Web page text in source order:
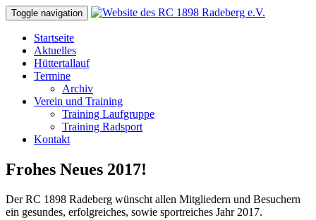
Toggle navigation
Skip
content
Startseite
Aktuelles
Hüttertallauf
Termine
Archiv
Verein und Training
Training Laufgruppe
Training Radsport
Kontakt
Frohes Neues 2017!
Der RC 1898 Radeberg wünscht allen Mitgliedern und Besuchern
ein gesundes, erfolgreiches, sowie sportreiches Jahr 2017.